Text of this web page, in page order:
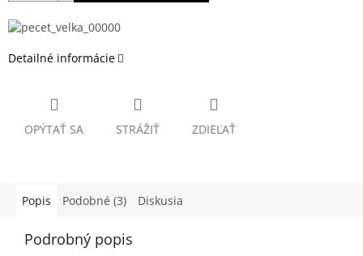
Detailné informácie
OPÝTAŤ SA STRÁŽIŤ ZDIEĽAŤ
Popis Podobné (3) Diskusia
Podrobný popis